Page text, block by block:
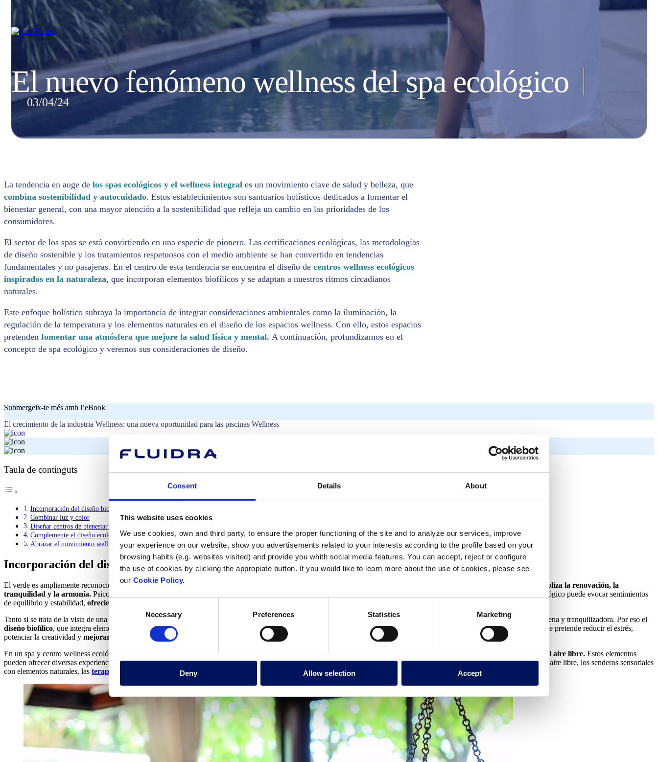
Consent Details About
This website uses cookies
We use cookies, own and third party, to ensure the proper functioning of the site and to analyze our services, improve
your experience on our website, show you advertisements related to your interests according to the profile based on your
browsing habits (e.g. websites visited) and provide you whith social media features. You can accept, reject or configure
the use of cookies by clicking the appropiate button. If you would like to learn more about the use of cookies, please see
our Cookie Policy.
Consent
Necessary Preferences Statistics Marketing
Deny Allow selection Accept
Tornar
El nuevo fenómeno wellness del spa ecológico
03/04/24
La tendencia en auge de los spas ecológicos y el wellness integral es un movimiento clave de salud y belleza, que
combina sostenibilidad y autocuidado. Estos establecimientos son santuarios holísticos dedicados a fomentar el
bienestar general, con una mayor atención a la sostenibilidad que refleja un cambio en las prioridades de los
consumidores.
El sector de los spas se está convirtiendo en una especie de pionero. Las certificaciones ecológicas, las metodologías
de diseño sostenible y los tratamientos respetuosos con el medio ambiente se han convertido en tendencias
fundamentales y no pasajeras. En el centro de esta tendencia se encuentra el diseño de centros wellness ecológicos
inspirados en la naturaleza, que incorporan elementos biofílicos y se adaptan a nuestros ritmos circadianos
naturales.
Este enfoque holístico subraya la importancia de integrar consideraciones ambientales como la iluminación, la
regulación de la temperatura y los elementos naturales en el diseño de los espacios wellness. Con ello, estos espacios
pretenden fomentar una atmósfera que mejore la salud física y mental. A continuación, profundizamos en el
concepto de spa ecológico y veremos sus consideraciones de diseño.
Submergeix-te més amb l’eBook
El crecimiento de la industria Wellness: una nueva oportunidad para las piscinas Wellness
Taula de continguts
Incorporación del diseño biofílico a los spas ecológicos
Combinar luz y color
Diseñar centros de bienestar sostenibles
Complemente el diseño ecológico con tratamientos holísticos
Abrazar el movimiento wellness mediante el spa ecológico
Incorporación del diseño biofílico a los spas ecológicos
El verde es ampliamente reconocido como un color tranquilizador debido a su asociación con la naturaleza y el crecimiento. Como color predominante del follaje,
el verde simboliza la renovación, la
tranquilidad y la armonía. Psicológicamente, el verde tiene un efecto calmante sobre la mente, favorece la relajación y reduce los niveles de estrés. Su presencia en un spa ecológico puede evocar sentimientos
de equilibrio y estabilidad, ofreciendo una sensación de refugio frente al ritmo frenético de la vida moderna.
Tanto si se trata de la vista de una exuberante vegetación como de elementos verdes en el diseño de interiores, este color tiene una notable capacidad para crear una atmósfera serena y tranquilizadora. Por eso el
diseño biofílico, que integra elementos, materiales y vistas naturales en el entorno construido, es un aspecto crucial del diseño de un spa y centro wellness ecológico. Este enfoque pretende reducir el estrés,
potenciar la creatividad y mejorar el bienestar fomentando la conexión con la naturaleza.
En un spa y centro wellness ecológico, el diseño biofílico puede incluirjardinesinteriores, elementos acuáticos, materiales de construcción naturales y zonas terapéuticas al aire libre. Estos elementos
pueden ofrecer diversas experiencias a los visitantes, desdetratamientos ayurvédicosy cabinas de aromaterapia hastaterapias sensorialesen espacios interiores. Las saunas al aire libre, los senderos sensoriales
con elementos naturales, las terapias de flotación duchas emocionales son otras opciones a tener en cuenta.